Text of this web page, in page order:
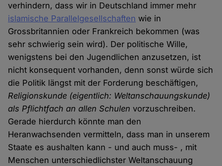
verhindern, dass wir in Deutschland immer mehr
islamische Parallelgesellschaften wie in
Grossbritannien oder Frankreich bekommen (was
sehr schwierig sein wird). Der politische Wille,
wenigstens bei den Jugendlichen anzusetzen, ist
nicht konsequent vorhanden, denn sonst würde sich
die Politik längst mit der Forderung beschäftigen,
Religionskunde (eigentlich: Weltanschauungskunde)
als Pflichtfach an allen Schulen vorzuschreiben.
Gerade hierdurch könnte man den
Heranwachsenden vermitteln, dass man in unserem
Staate es aushalten kann - und auch muss- , mit
Menschen unterschiedlichster Weltanschauung